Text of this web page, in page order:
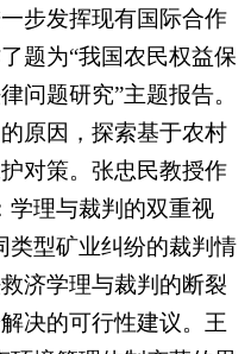
步发挥现有国际合作
题为“我国农民权益保
问题研究”主题报告。
原因，探索基于农村
对策。张忠民教授作
学理与裁判的双重视
类型矿业纠纷的裁判情
济学理与裁判的断裂
决的可行性建议。王